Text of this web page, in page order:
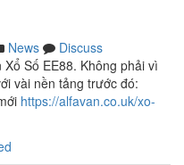
News
Discuss
Số EE88. Không phải vì
vài nền tảng trước đó:
https://alfavan.co.uk/xo-